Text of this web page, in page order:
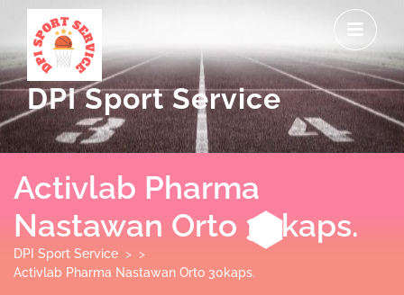
content
DPI Sport Service
Activlab Pharma
Nastawan Orto 30kaps.
DPI Sport Service > >
Activlab Pharma Nastawan Orto 30kaps.